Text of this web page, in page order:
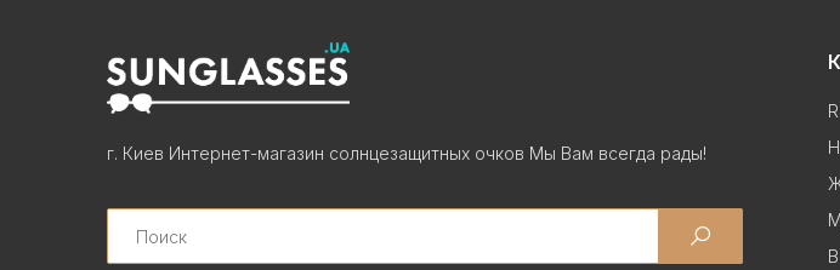
г. Киев Интернет-магазин солнцезащитных очков Мы Вам всегда рады!
Search